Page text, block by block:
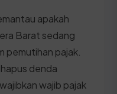
apakah
Barat sedang
pemutihan pajak.
denda
wajib pajak